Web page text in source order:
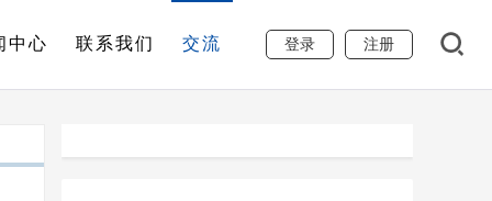
登录 注册
中心 联系我们 交流